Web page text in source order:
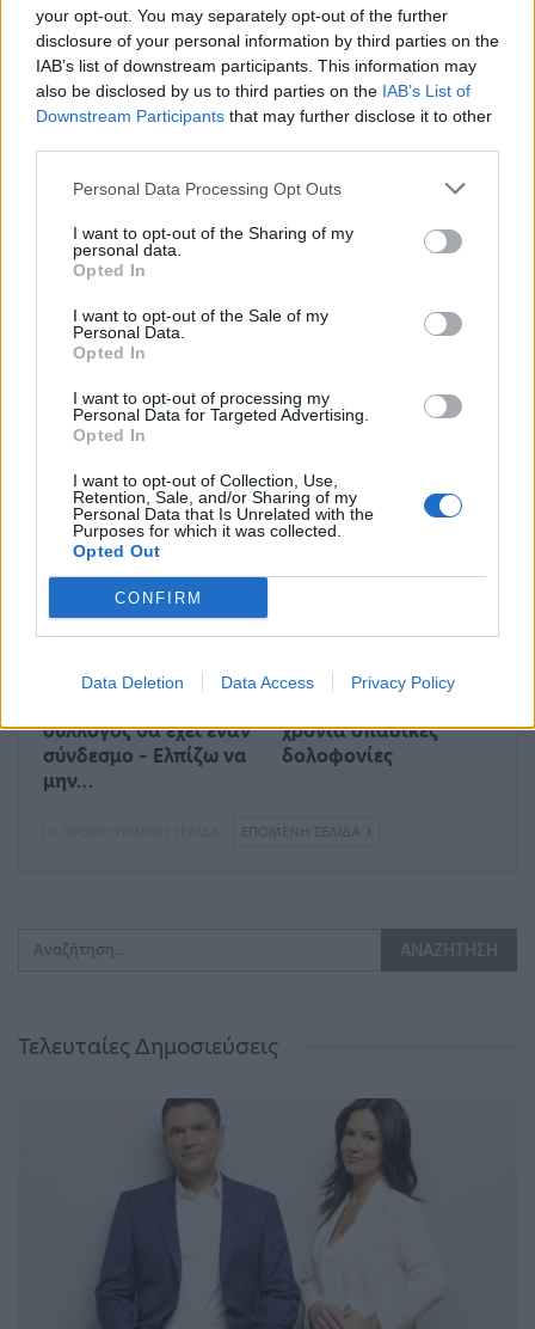
your opt-out. You may separately opt-out of the further
disclosure of your personal information by third parties on the
IAB’s list of downstream participants. This information may
also be disclosed by us to third parties on the IAB’s List of
Downstream Participants that may further disclose it to other
Personal Data Processing Opt Outs
I want to opt-out of the Sharing of my
personal data.
Opted In
I want to opt-out of the Sale of my
Personal Data.
Opted In
I want to opt-out of processing my
Personal Data for Targeted Advertising.
Opted In
I want to opt-out of Collection, Use,
Retention, Sale, and/or Sharing of my
Personal Data that Is Unrelated with the
Purposes for which it was collected.
Opted Out
CONFIRM
Data Deletion Data Access Privacy Policy
Δημοκρατίας
Μπορεί επίσης να σε ενδιαφέρει
ΑΘΛΗΤΙΚΆ
Αντιγόνη
Κατέκτησε το χάλκινο
μετάλλιο στα 35 χλμ
βάδην στο
Παγκόσμιο…
ΠΟΛΙΤΙΚΉ
μέτρα Μητσοτάκη –
Ανοιχτό το
ΠΟΛΙΤΙΚΉ
Κυριάκος
σύλλογος θα έχει έναν
σύνδεσμο – Ελπίζω να
μην…
ΑΘΛΗΤΙΚΆ
Ο κύκλος αίματος που
χρόνια οπαδικές
δολοφονίες
ΕΠΌΜΕΝΗ ΣΕΛΊΔΑ
Τελευταίες Δημοσιεύσεις